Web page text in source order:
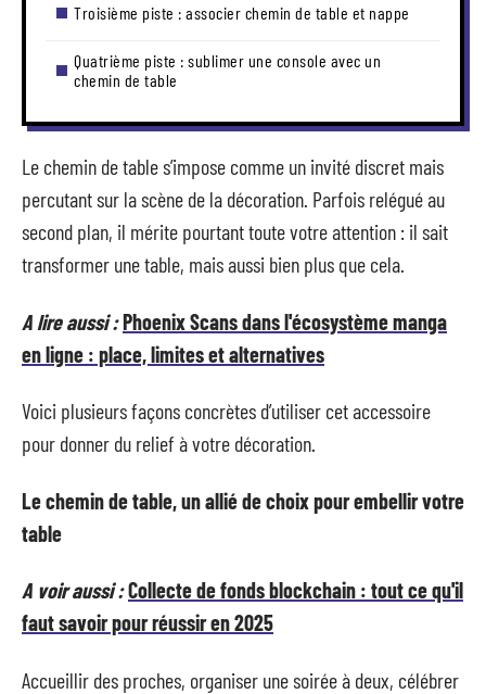
Troisième piste : associer chemin de table et nappe
Quatrième piste : sublimer une console avec un
chemin de table
Le chemin de table s’impose comme un invité discret mais
percutant sur la scène de la décoration. Parfois relégué au
second plan, il mérite pourtant toute votre attention : il sait
transformer une table, mais aussi bien plus que cela.
A lire aussi :Phoenix Scans dans l'écosystème manga
en ligne : place, limites et alternatives
Voici plusieurs façons concrètes d’utiliser cet accessoire
pour donner du relief à votre décoration.
Le chemin de table, un allié de choix pour embellir votre
table
A voir aussi :Collecte de fonds blockchain : tout ce qu'il
faut savoir pour réussir en 2025
Accueillir des proches, organiser une soirée à deux, célébrer